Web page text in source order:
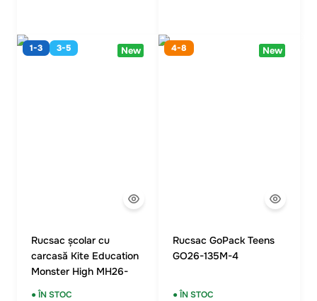
1-3 3-5 New
Rucsac școlar cu
carcasă Kite Education
Monster High MH26-
531M
● ÎN STOC
4-8 New
Rucsac GoPack Teens
GO26-135M-4
● ÎN STOC